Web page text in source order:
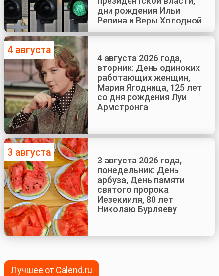
дни рождения Ильи
Репина и Веры Холодной
4 августа
4 августа 2026 года,
вторник: День одиноких
работающих женщин,
Мария Ягодница, 125 лет
со дня рождения Луи
Армстронга
3 августа
3 августа 2026 года,
понедельник: День
арбуза, День памяти
святого пророка
Иезекииля, 80 лет
Николаю Бурляеву
Лучшее от Calend.ru